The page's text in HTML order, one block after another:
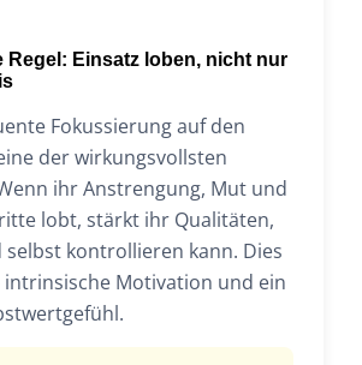
Regel: Einsatz loben, nicht nur
Fokussierung auf den
der wirkungsvollsten
ihr Anstrengung, Mut und
lobt, stärkt ihr Qualitäten,
selbst kontrollieren kann. Dies
Motivation und ein